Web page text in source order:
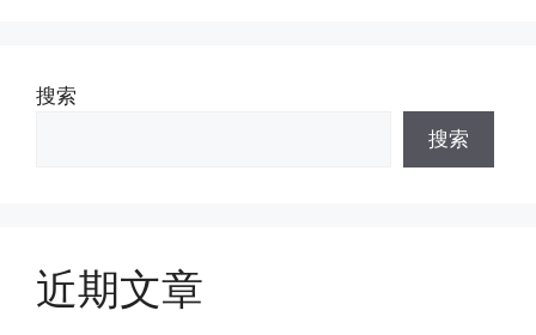
搜索
搜索
近期文章